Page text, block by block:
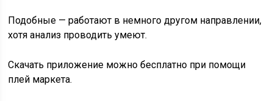
Подобные — работают в немного другом направлении,
хотя анализ проводить умеют.
Скачать приложение можно бесплатно при помощи
плей маркета.